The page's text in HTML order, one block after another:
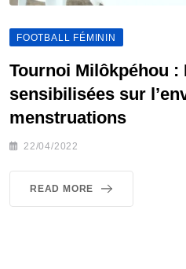
FOOTBALL FÉMININ
Tournoi Milôkpéhou :
sensibilisées sur
menstruations
22/04/2022
READ MORE